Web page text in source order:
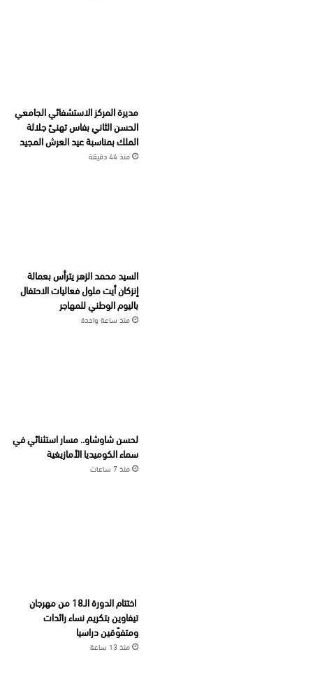
مديرة المركز الاستشفائي الجامعي
الحسن الثاني بفاس تهنئ جلالة
الملك بمناسبة عيد العرش المجيد
منذ 44 دقيقة
السيد محمد الزهر يترأس بعمالة
إنزكان أيت ملول فعاليات الاحتفال
باليوم الوطني للمهاجر
منذ ساعة واحدة
لحسن شاوشاو.. مسار استثنائي في
سماء الكوميديا الأمازيغية
منذ 7 ساعات
اختتام الدورة الـ18 من مهرجان
تيفاوين بتكريم نساء رائدات
ومتفوّقين دراسيا
منذ 13 ساعة